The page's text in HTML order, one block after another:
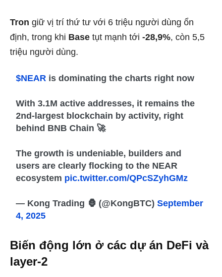
Tron giữ vị trí thứ tư với 6 triệu người dùng ổn
định, trong khi Base tụt mạnh tới -28,9%, còn 5,5
triệu người dùng.
$NEAR is dominating the charts right now
With 3.1M active addresses, it remains the
2nd-largest blockchain by activity, right
behind BNB Chain 🚀
The growth is undeniable, builders and
users are clearly flocking to the NEAR
ecosystem pic.twitter.com/QPcSZyhGMz
— Kong Trading 🦍 (@KongBTC)September
4, 2025
Biến động lớn ở các dự án DeFi và
layer-2